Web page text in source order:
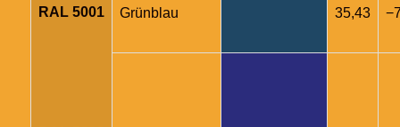
RAL 5001 Grünblau 35,43